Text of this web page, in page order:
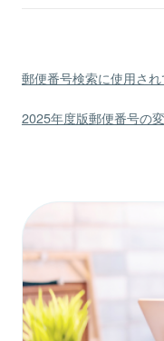
郵便番号検索に使用さ
2025年度版郵便番号の